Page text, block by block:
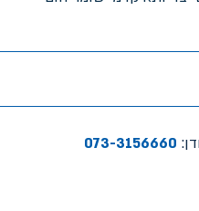
073-3156660